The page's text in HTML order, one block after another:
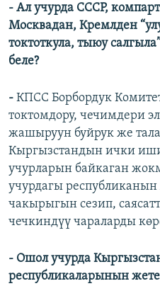
- Ал учурда СССР,
Москвадан, Кремлден
токтоткула, тыюу
беле?
- КПСС Борбордук
токтомдору, чечимдери
жашыруун буйрук же
Кыргызстандын ички
учурларын байкаган
учурдагы
чакырыгын сезип,
чечкиндүү чараларды
- Ошол учурда
республикаларынын